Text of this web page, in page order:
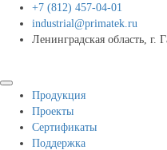
+7 (812) 457-04-01
industrial@primatek.ru
Ленинградская область,
Продукция
Проекты
Сертификаты
Поддержка